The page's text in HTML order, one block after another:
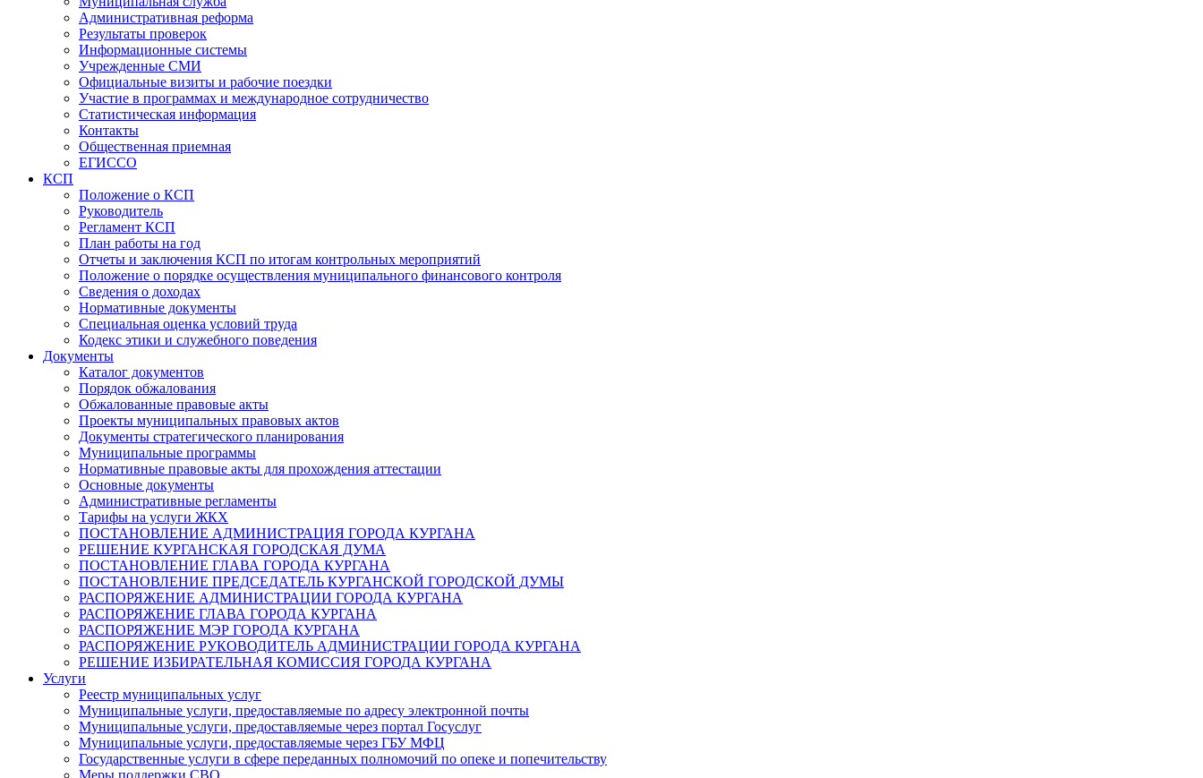
Административная реформа
Результаты проверок
Информационные системы
Учрежденные СМИ
Официальные визиты и рабочие поездки
Участие в программах и международное сотрудничество
Статистическая информация
Контакты
Общественная приемная
ЕГИССО
КСП
Положение о КСП
Руководитель
Регламент КСП
План работы на год
Отчеты и заключения КСП по итогам контрольных мероприятий
Положение о порядке осуществления муниципального финансового контроля
Сведения о доходах
Нормативные документы
Специальная оценка условий труда
Кодекс этики и служебного поведения
Документы
Каталог документов
Порядок обжалования
Обжалованные правовые акты
Проекты муниципальных правовых актов
Документы стратегического планирования
Муниципальные программы
Нормативные правовые акты для прохождения аттестации
Основные документы
Административные регламенты
Тарифы на услуги ЖКХ
ПОСТАНОВЛЕНИЕ АДМИНИСТРАЦИЯ ГОРОДА КУРГАНА
РЕШЕНИЕ КУРГАНСКАЯ ГОРОДСКАЯ ДУМА
ПОСТАНОВЛЕНИЕ ГЛАВА ГОРОДА КУРГАНА
ПОСТАНОВЛЕНИЕ ПРЕДСЕДАТЕЛЬ КУРГАНСКОЙ ГОРОДСКОЙ ДУМЫ
РАСПОРЯЖЕНИЕ АДМИНИСТРАЦИИ ГОРОДА КУРГАНА
РАСПОРЯЖЕНИЕ ГЛАВА ГОРОДА КУРГАНА
РАСПОРЯЖЕНИЕ МЭР ГОРОДА КУРГАНА
РАСПОРЯЖЕНИЕ РУКОВОДИТЕЛЬ АДМИНИСТРАЦИИ ГОРОДА КУРГАНА
РЕШЕНИЕ ИЗБИРАТЕЛЬНАЯ КОМИССИЯ ГОРОДА КУРГАНА
Услуги
Реестр муниципальных услуг
Муниципальные услуги, предоставляемые по адресу электронной почты
Муниципальные услуги, предоставляемые через портал Госуслуг
Муниципальные услуги, предоставляемые через ГБУ МФЦ
Государственные услуги в сфере переданных полномочий по опеке и попечительству
Меры поддержки СВО